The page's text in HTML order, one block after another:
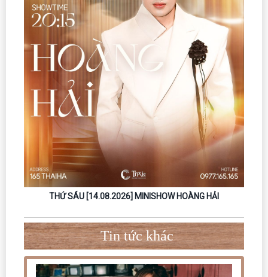
THỨ SÁU [14.08.2026] MINISHOW HOÀNG HẢI
Tin tức khác